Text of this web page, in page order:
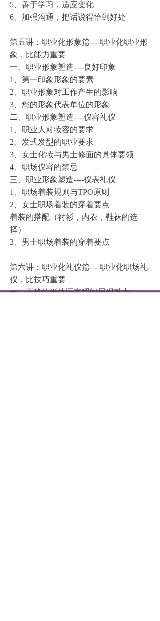
5、善于学习，适应变化
6、加强沟通，把话说得恰到好处
第五讲：职业化形象篇----职业化职业形
象，比能力重要
一、职业形象塑造----良好印象
1、第一印象形象的要素
2、职业形象对工作产生的影响
3、您的形象代表单位的形象
二、职业形象塑造----仪容礼仪
1、职业 人对妆容的要求
2、发式发型的职业要求
3、女士化妆与男士修面的具体要领
4、 职场仪容的禁忌
三、职业形象塑造----仪表礼仪
1、 职场着装规则与TPO原则
2、 女士职场着装的穿着要点
着装的搭配（衬衫，内衣，鞋袜的选
择）
3、 男士职场着装的穿着要点
第六讲：职业化礼仪篇----职业化职场礼
仪 ，比技巧重要
一、正确的形体语言瞬间展现魅力